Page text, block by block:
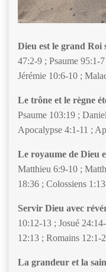
Dieu est le grand Roi
47:2-9 ; Psaume 95:1-
Jérémie 10:6-10 ;
Le trône et le règne
Psaume 103:19 ;
Apocalypse 4:1-11 ;
Le royaume de Dieu
Matthieu 6:9-10 ;
18:36 ; Colossiens
Servir Dieu avec
10:12-13 ; Josué
12:13 ; Romains 12:1-
La grandeur et la